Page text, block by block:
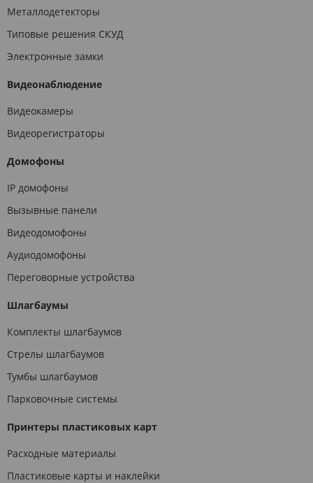
Металлодетекторы
Типовые решения СКУД
Электронные замки
Видеонаблюдение
Видеокамеры
Видеорегистраторы
Домофоны
IP домофоны
Вызывные панели
Видеодомофоны
Аудиодомофоны
Переговорные устройства
Шлагбаумы
Комплекты шлагбаумов
Стрелы шлагбаумов
Тумбы шлагбаумов
Парковочные системы
Принтеры пластиковых карт
Расходные материалы
Пластиковые карты и наклейки